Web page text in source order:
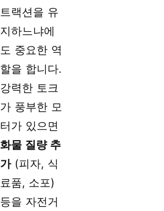
트랙션을 유
지하느냐에
도 중요한 역
할을 합니다.
강력한 토크
가 풍부한 모
터가 있으면
화물 질량 추
가(피자, 식
료품, 소포)
등을 자전거